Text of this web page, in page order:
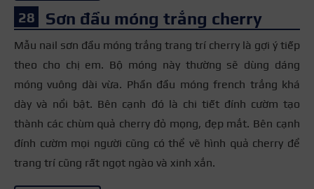
Sơn đầu móng trắng cherry
Mẫu nail sơn đầu móng trắng trang trí cherry là gợi ý tiếp
theo cho chị em. Bộ móng này thường sẽ dùng dáng
móng vuông dài vừa. Phần đầu móng french trắng khá
dày và nổi bật. Bên cạnh đó là chi tiết đính cườm tạo
thành các chùm quả cherry đỏ mọng, đẹp mắt. Bên cạnh
đính cườm mọi người cũng có thể vẽ hình quả cherry để
trang trí cũng rất ngọt ngào và xinh xắn.